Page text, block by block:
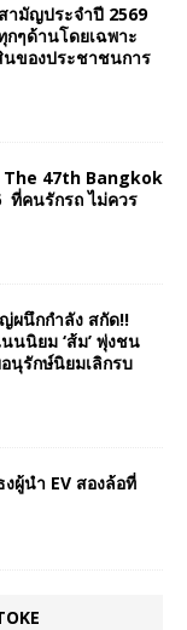
มัญประจำปี 2569
ๆด้านโดยเฉพาะ
ของประชาชนการ
The 47th Bangkok
คนรักรถ ไม่ควร
ผนึกกำลัง สกัด!!
นนิยม ‘ส้ม’ พุ่งชน
นุรักษ์นิยมเลิกรบ
ผู้นำ EV สองล้อที่